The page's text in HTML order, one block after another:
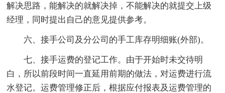
解决思路，能解决的就解决掉，不能解决的就提交上级
经理，同时提出自己的意见提供参考。
六、接手公司及分公司的手工库存明细账(外部)。
七、接手运费的登记工作。由于开始时未交待明
白，所以前段时间一直延用前期的做法，对运费进行流
水登记。运费管理修正后，根据应付报表及运费管理的